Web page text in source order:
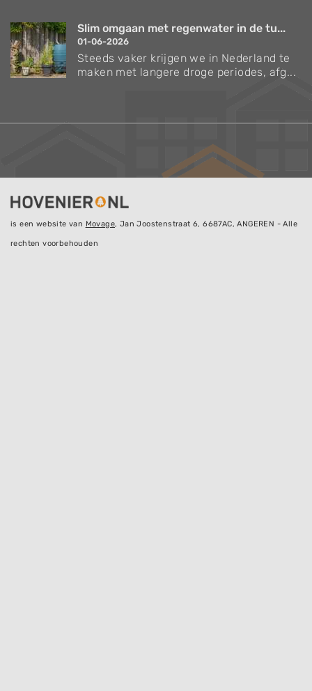
Slim omgaan met regenwater in de tu...
01-06-2026
Steeds vaker krijgen we in Nederland te
maken met langere droge periodes, afg...
is een website van Movage, Jan Joostenstraat 6, 6687AC, ANGEREN - Alle
rechten voorbehouden